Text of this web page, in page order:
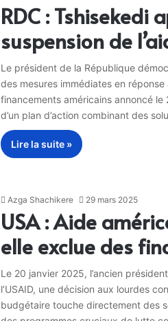
RDC : Tshisekedi
suspension de
Le président de la République
des mesures immédiates en
financements américains annoncé le
d’un plan d’action combinant des
Lire la suite »
Azga Shachikere 29 mars 2025
USA : Aide
elle exclue des
Le 20 janvier 2025, l’ancien
l’USAID, une décision aux lourdes
budgétaire touche directement des